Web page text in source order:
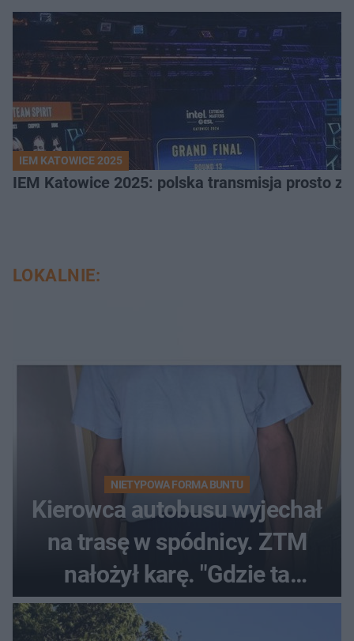
IEM KATOWICE 2025
IEM Katowice 2025: polska transmisja prosto
LOKALNIE:
NIETYPOWA FORMA BUNTU
Kierowca autobusu wyjechał
na trasę w spódnicy. ZTM
nałożył karę. "Gdzie ta
tolerancja?"